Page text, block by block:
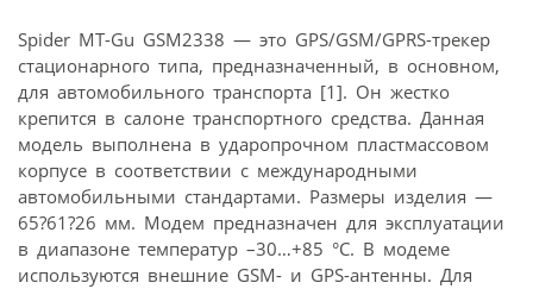
Spider MT-Gu GSM2338 — это GPS/GSM/GPRS-трекер
стационарного типа, предназначенный, в основном,
для автомобильного транспорта [1]. Он жестко
крепится в салоне транспортного средства. Данная
модель выполнена в ударопрочном пластмассовом
корпусе в соответствии с международными
автомобильными стандартами. Размеры изделия —
65?61?26 мм. Модем предназначен для эксплуатации
в диапазоне температур –30…+85 °С. В модеме
используются внешние GSM- и GPS-антенны. Для